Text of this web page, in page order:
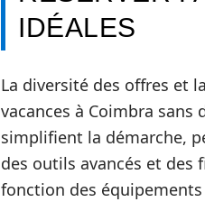
IDÉALES
La diversité des offres et
vacances à Coimbra sans
simplifient la démarche,
des outils avancés et des
fonction des